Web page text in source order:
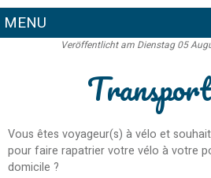
MENU
Veröffentlicht am Dienstag 05
Vous êtes voyageur(s) à vélo et
pour faire rapatrier votre vélo à votre
domicile ?